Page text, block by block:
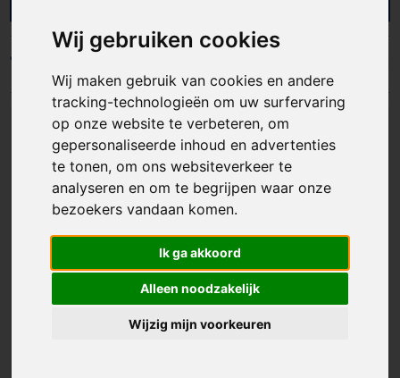
Wij gebruiken cookies
Wij maken gebruik van cookies en andere
tracking-technologieën om uw surfervaring
op onze website te verbeteren, om
gepersonaliseerde inhoud en advertenties
te tonen, om ons websiteverkeer te
analyseren en om te begrijpen waar onze
bezoekers vandaan komen.
Ik ga akkoord
Alleen noodzakelijk
Wijzig mijn voorkeuren
die ontspanning en merkzichtbaarheid slim
beursartikel of toevoeging aan een
welkomstpakket. Zo blijft jouw logo letterlijk en
figuurlijk in handen van je doelgroep.